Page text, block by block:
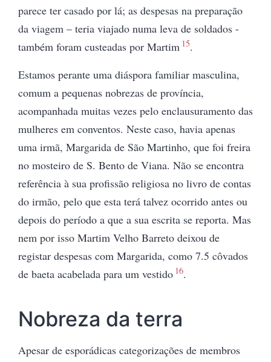
parece ter casado por lá; as despesas na preparação
da viagem – teria viajado numa leva de soldados -
também foram custeadas por Martim 15.
Estamos perante uma diáspora familiar masculina,
comum a pequenas nobrezas de província,
acompanhada muitas vezes pelo enclausuramento das
mulheres em conventos. Neste caso, havia apenas
uma irmã, Margarida de São Martinho, que foi freira
no mosteiro de S. Bento de Viana. Não se encontra
referência à sua profissão religiosa no livro de contas
do irmão, pelo que esta terá talvez ocorrido antes ou
depois do período a que a sua escrita se reporta. Mas
nem por isso Martim Velho Barreto deixou de
registar despesas com Margarida, como 7.5 côvados
de baeta acabelada para um vestido 16.
Nobreza da terra
Apesar de esporádicas categorizações de membros